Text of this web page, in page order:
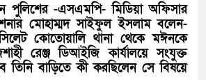
পুলিশের -এসএমপি- মিডিয়া অফিসার
মোহাম্মদ সাইফুল ইসলাম বলেন-
কোতোয়ালি থানা থেকে মঈনকে
রেঞ্জ ডিআইজি কার্যালয়ে সংযুক্ত
তিনি বাড়িতে কী করছিলেন সে বিষয়ে